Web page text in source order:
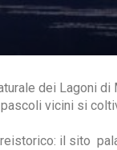
dei Lagoni di
vicini si
il sito